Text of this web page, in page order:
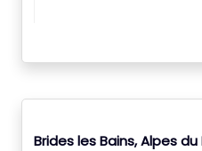
Brides les Bains, Alpes